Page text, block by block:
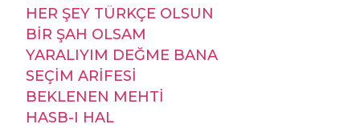
HER ŞEY TÜRKÇE OLSUN
BİR ŞAH OLSAM
YARALIYIM DEĞME BANA
SEÇİM ARİFESİ
BEKLENEN MEHTİ
HASB-I HAL